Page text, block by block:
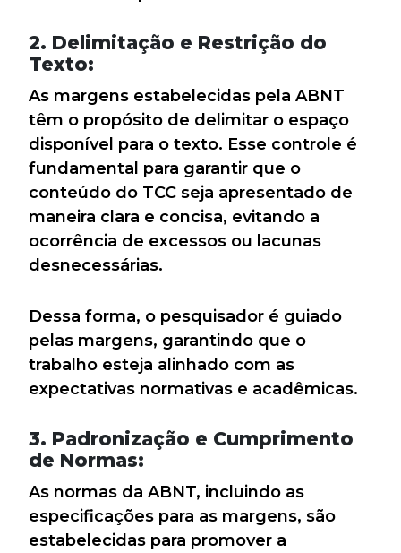
2. Delimitação e Restrição do
Texto:
As margens estabelecidas pela ABNT
têm o propósito de delimitar o espaço
disponível para o texto. Esse controle é
fundamental para garantir que o
conteúdo do TCC seja apresentado de
maneira clara e concisa, evitando a
ocorrência de excessos ou lacunas
desnecessárias.
Dessa forma, o pesquisador é guiado
pelas margens, garantindo que o
trabalho esteja alinhado com as
expectativas normativas e acadêmicas.
3. Padronização e Cumprimento
de Normas:
As normas da ABNT, incluindo as
especificações para as margens, são
estabelecidas para promover a